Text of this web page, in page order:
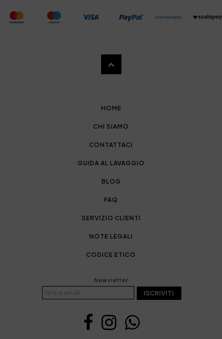
HOME
CHI SIAMO
CONTATTACI
GUIDA AL LAVAGGIO
BLOG
FAQ
SERVIZIO CLIENTI
NOTE LEGALI
CODICE ETICO
Newsletter
ISCRIVITI